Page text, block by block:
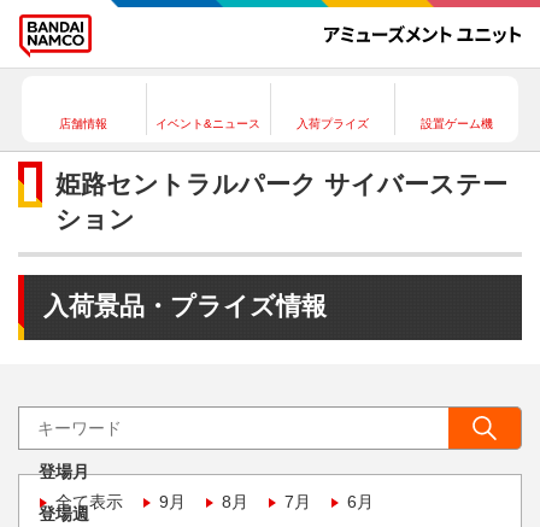
店舗情報 イベント&ニュース 入荷プライズ 設置ゲーム機
姫路セントラルパーク サイバーステー
ション
入荷景品・プライズ情報
登場月
全て表示
9月 8月 7月 6月
登場週